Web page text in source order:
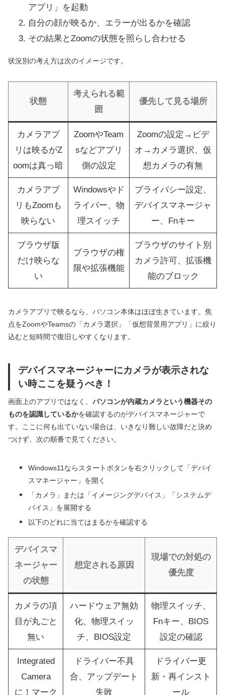
アプリ」を起動
自分の顔が映るか、エラーが出るかを確認
その結果とZoomの状態を照らし合わせる
状況別の考え方は次のイメージです。
状態
考えられる範
囲
優先して見る場所
カメラアプ
リは映るがZ
oomは真っ暗
ZoomやTeam
sなどアプリ
側の設定
Zoomの設定→ビデ
オ→カメラ選択、仮
想カメラの有無
カメラアプ
リもZoomも
映らない
Windowsやド
ライバー、物
理スイッチ
プライバシー設定、
デバイスマネージャ
ー、Fnキー
ブラウザ版
だけ映らな
い
ブラウザの権
限や拡張機能
ブラウザのサイト別
カメラ許可、拡張機
能のブロック
カメラアプリで映るなら、パソコン本体はほぼ生きています。焦
点をZoomやTeamsの「カメラ選択」「仮想背景用アプリ」に絞り
込むと短時間で復旧しやすくなります。
デバイスマネージャーにカメラが表示されな
い時ここを疑うべき！
画面上のアプリではなく、 パソコンが内蔵カメラという機器その
ものを認識しているかを確認するのがデバイスマネージャーで
す。ここに何も出ていない場合は、いきなり難しい故障だと決め
つけず、次の順番で見てください。
Windows11ならスタートボタンを右クリックして「デバイ
スマネージャー」を開く
「カメラ」または「イメージングデバイス」「システムデ
バイス」を展開する
以下のどれに当てはまるかを確認する
デバイスマ
ネージャー
の状態
想定される原因
現場での対処の
優先度
カメラの項
目が丸ごと
無い
ハードウェア無効
化、物理スイッ
チ、BIOS設定
物理スイッチ、
Fnキー、BIOS
設定の確認
Integrated
Camera
に！マーク
ドライバー不具
合、アップデート
失敗
ドライバー更
新・再インスト
ール